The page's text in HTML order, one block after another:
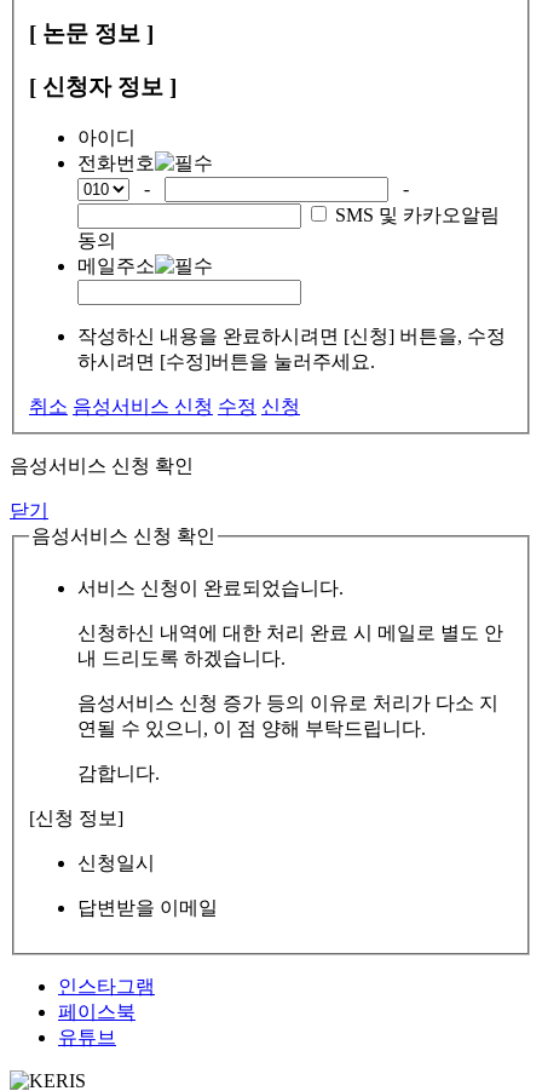
[ 논문 정보 ]
[ 신청자 정보 ]
아이디
전화번호
-
-
SMS 및 카카오알림
동의
메일주소
작성하신 내용을 완료하시려면 [신청] 버튼을, 수정
하시려면 [수정]버튼을 눌러주세요.
취소 음성서비스 신청 수정 신청
음성서비스 신청 확인
닫기
음성서비스 신청 확인
서비스 신청이 완료되었습니다.
신청하신 내역에 대한 처리 완료 시 메일로 별도 안
내 드리도록 하겠습니다.
음성서비스 신청 증가 등의 이유로 처리가 다소 지
연될 수 있으니, 이 점 양해 부탁드립니다.
감합니다.
[신청 정보]
신청일시
답변받을 이메일
인스타그램
페이스북
유튜브